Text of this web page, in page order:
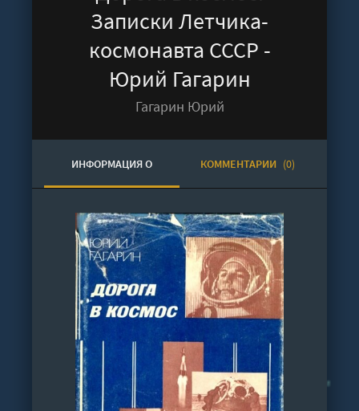
Записки Летчика-
космонавта СССР -
Юрий Гагарин
Гагарин Юрий
ИНФОРМАЦИЯ О
АУДИОКНИГЕ
КОММЕНТАРИИ (0)